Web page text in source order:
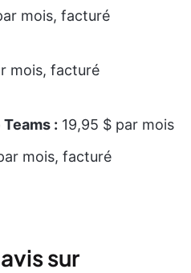
mois, facturé
mois, facturé
: 19,95 $ par mois
mois, facturé
sur